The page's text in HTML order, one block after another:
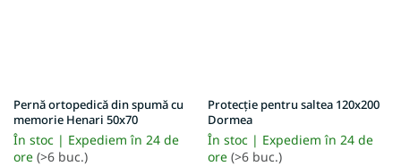
Pernă ortopedică din spumă cu
memorie Henari 50x70
În stoc | Expediem în 24 de
ore (>6 buc.)
Protecție pentru saltea 120x200
Dormea
În stoc | Expediem în 24 de
ore (>6 buc.)